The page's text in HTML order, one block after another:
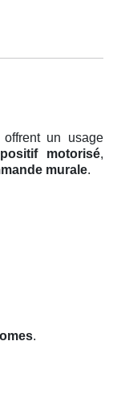
un usage
motorisé,
murale.
.